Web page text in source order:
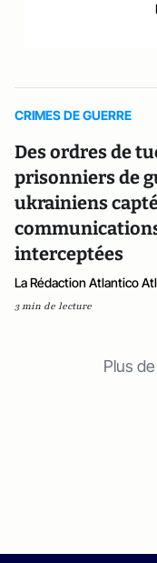
CRIMES DE GUERRE
Des ordres de
prisonniers de
ukrainiens
interceptées
La Rédaction Atlantico
3 min de lecture
Plus